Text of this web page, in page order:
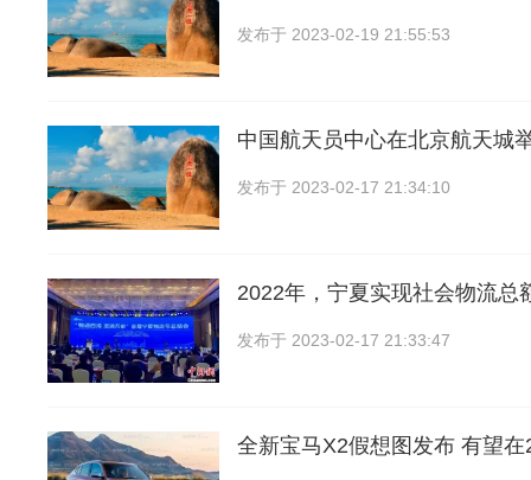
发布于 2023-02-19 21:55:53
中国航天员中心在北京航天城
发布于 2023-02-17 21:34:10
2022年，宁夏实现社会物流总
发布于 2023-02-17 21:33:47
全新宝马X2假想图发布 有望